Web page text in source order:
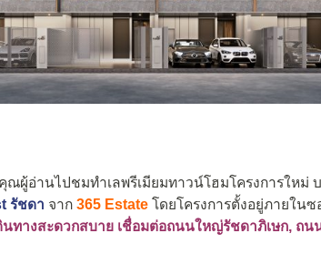
ณผู้อ่านไปชมทำเลพรีเมียมทาวน์โฮมโครงการใหม่
รัชดา จาก 365 Estate โดยโครงการตั้งอยู่ภายใน
นทางสะดวกสบาย เชื่อมต่อถนนใหญ่รัชดาภิเษก, ถ